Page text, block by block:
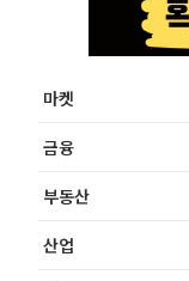
마켓
금융
부동산
산업